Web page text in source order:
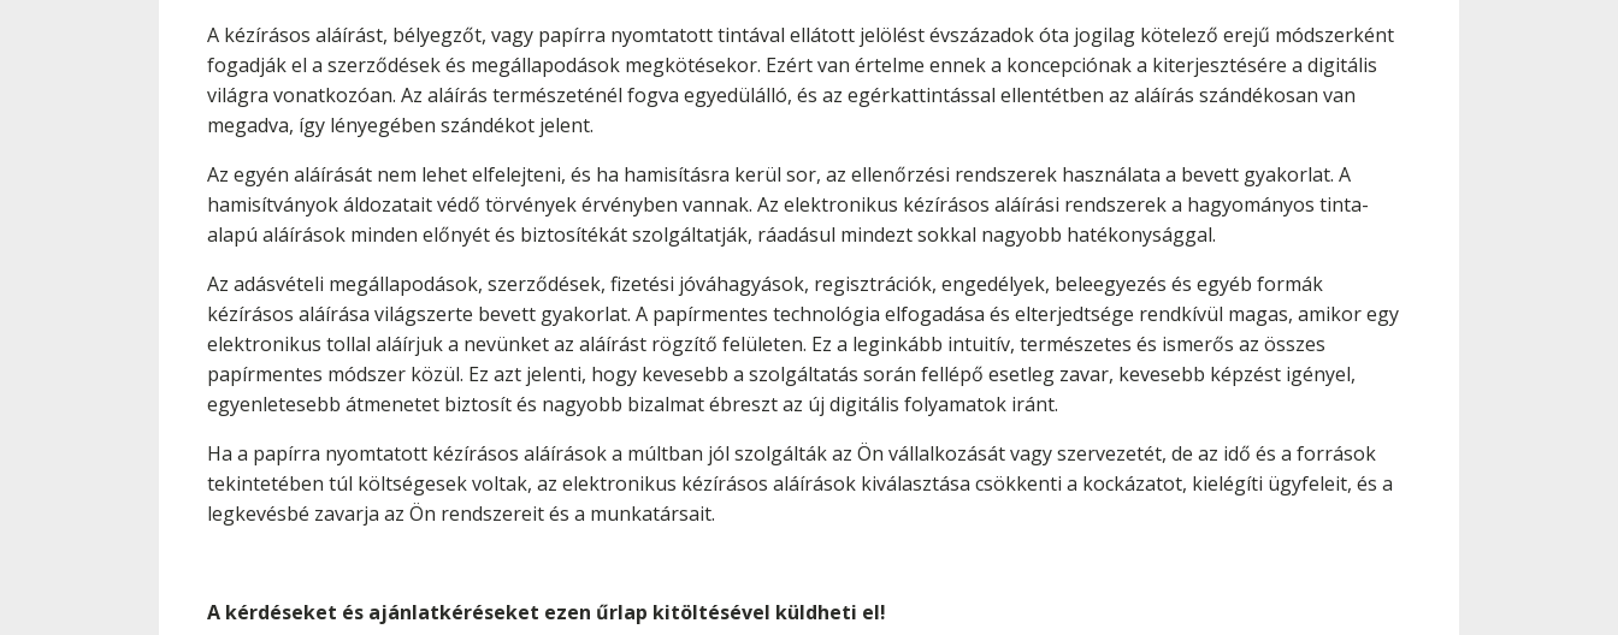
A kézírásos aláírást, bélyegzőt, vagy papírra nyomtatott tintával ellátott jelölést évszázadok óta jogilag kötelező erejű módszerként
fogadják el a szerződések és megállapodások megkötésekor. Ezért van értelme ennek a koncepciónak a kiterjesztésére a digitális
világra vonatkozóan. Az aláírás természeténél fogva egyedülálló, és az egérkattintással ellentétben az aláírás szándékosan van
megadva, így lényegében szándékot jelent.
Az egyén aláírását nem lehet elfelejteni, és ha hamisításra kerül sor, az ellenőrzési rendszerek használata a bevett gyakorlat. A
hamisítványok áldozatait védő törvények érvényben vannak. Az elektronikus kézírásos aláírási rendszerek a hagyományos tinta-
alapú aláírások minden előnyét és biztosítékát szolgáltatják, ráadásul mindezt sokkal nagyobb hatékonysággal.
Az adásvételi megállapodások, szerződések, fizetési jóváhagyások, regisztrációk, engedélyek, beleegyezés és egyéb formák
kézírásos aláírása világszerte bevett gyakorlat. A papírmentes technológia elfogadása és elterjedtsége rendkívül magas, amikor egy
elektronikus tollal aláírjuk a nevünket az aláírást rögzítő felületen. Ez a leginkább intuitív, természetes és ismerős az összes
papírmentes módszer közül. Ez azt jelenti, hogy kevesebb a szolgáltatás során fellépő esetleg zavar, kevesebb képzést igényel,
egyenletesebb átmenetet biztosít és nagyobb bizalmat ébreszt az új digitális folyamatok iránt.
Ha a papírra nyomtatott kézírásos aláírások a múltban jól szolgálták az Ön vállalkozását vagy szervezetét, de az idő és a források
tekintetében túl költségesek voltak, az elektronikus kézírásos aláírások kiválasztása csökkenti a kockázatot, kielégíti ügyfeleit, és a
legkevésbé zavarja az Ön rendszereit és a munkatársait.
A kérdéseket és ajánlatkéréseket ezen űrlap kitöltésével küldheti el!